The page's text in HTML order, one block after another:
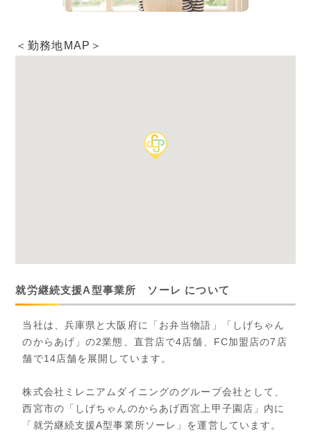
＜勤務地MAP＞
就労継続支援A型事業所 ソーレ について
当社は、兵庫県と大阪府に「お弁当物語」「しげちゃん
のからあげ」の2業態、直営店で4店舗、FC加盟店の7店
舗で14店舗を展開しています。
株式会社ミレニアムダイニングのグループ会社として、
西宮市の「しげちゃんのからあげ西宮上甲子園店」内に
「就労継続支援A型事業所ソーレ」を運営しています。